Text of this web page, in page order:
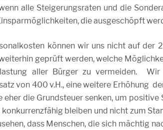
alle Steigerungsraten und die
die ausgeschöpft
können wir uns nicht auf der
geprüft werden, welche
aller Bürger zu vermeiden.
von 400 v.H., eine weitere Erhöhung
eher die Grundsteuer senken, um
bleiben und nicht zum
dass Menschen, die sich mächtig